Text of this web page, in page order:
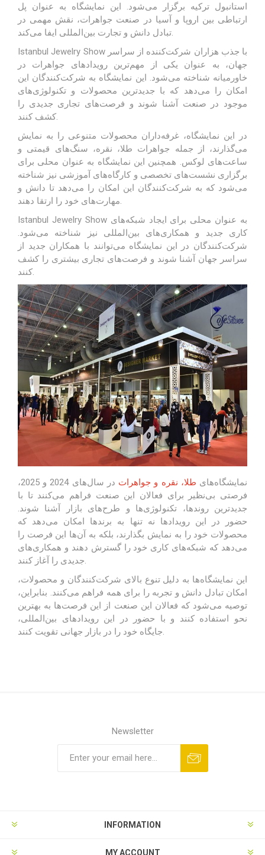
استانبول ترکیه برگزار می‌شود. این نمایشگاه به عنوان پل
ارتباطی بین اروپا و آسیا در صنعت جواهرات، نقش مهمی در
Istanbul Jewelry Show با جذب هزاران شرکت‌کننده از سراسر
جهان، به عنوان یکی از مهم‌ترین رویدادهای جواهرات در
خاورمیانه شناخته می‌شود. این نمایشگاه به شرکت‌کنندگان این
امکان را می‌دهد که با جدیدترین محصولات و تکنولوژی‌های
موجود در صنعت آشنا شوند و فرصت‌های تجاری جدیدی را
در این نمایشگاه، غرفه‌داران محصولات متنوعی را به نمایش
می‌گذارند، از جمله جواهرات طلا، نقره، سنگ‌های قیمتی و
ساعت‌های لوکس. همچنین این نمایشگاه به عنوان محلی برای
برگزاری نشست‌های تخصصی و کارگاه‌های آموزشی نیز شناخته
می‌شود که به شرکت‌کنندگان این امکان را می‌دهد تا دانش و
Istanbul Jewelry Show به عنوان محلی برای ایجاد شبکه‌های
کاری جدید و همکاری‌های بین‌المللی نیز شناخته می‌شود.
شرکت‌کنندگان در این نمایشگاه می‌توانند با همکاران جدید از
سراسر جهان آشنا شوند و فرصت‌های تجاری بیشتری را کشف
نمایشگاه‌های طلا، نقره و جواهرات
در سال‌های 2024 و 2025،
فرصتی بی‌نظیر برای فعالان این صنعت فراهم می‌کنند تا با
جدیدترین روندها، تکنولوژی‌ها و طرح‌های بازار آشنا شوند.
حضور در این رویدادها نه تنها به برندها امکان می‌دهد که
محصولات خود را به نمایش بگذارند، بلکه به آن‌ها این فرصت را
می‌دهد که شبکه‌های کاری خود را گسترش دهند و همکاری‌های
این نمایشگاه‌ها به دلیل تنوع بالای شرکت‌کنندگان و محصولات،
امکان تبادل دانش و تجربه را برای همه فراهم می‌کنند. بنابراین،
توصیه می‌شود که فعالان این صنعت از این فرصت‌ها به بهترین
نحو استفاده کنند و با حضور در این رویدادهای بین‌المللی،
Newsletter
INFORMATION
MY ACCOUNT